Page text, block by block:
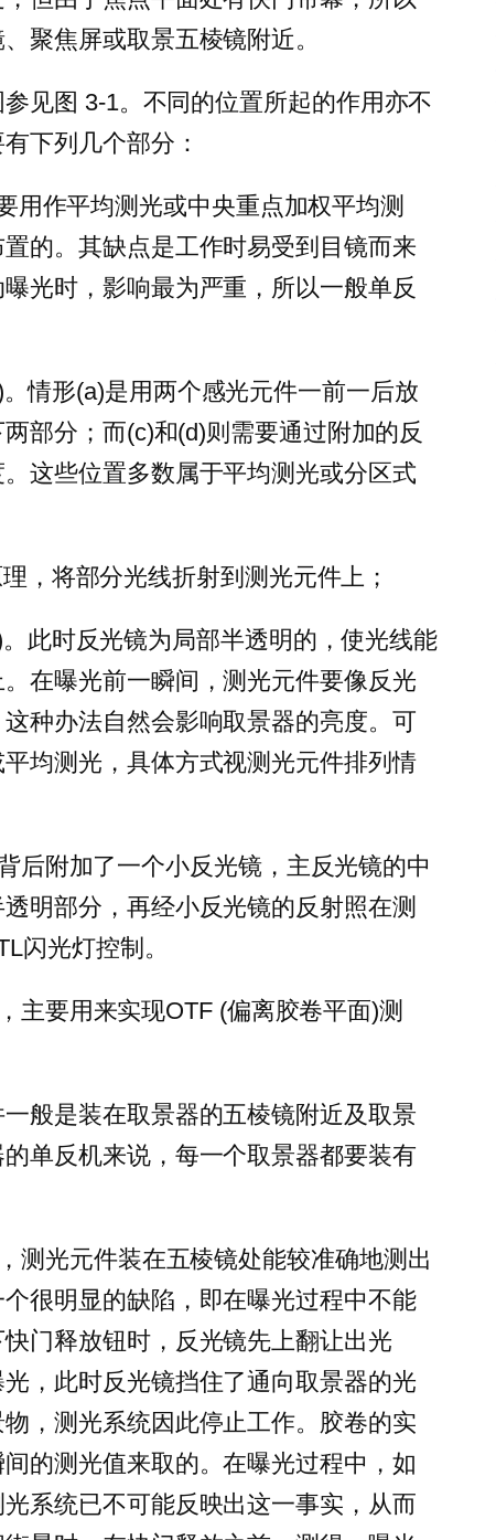
聚焦屏或取景五棱镜附近。
见图 3-1。不同的位置所起的作用亦不
下列几个部分：
用作平均测光或中央重点加权平均测
的。其缺点是工作时易受到目镜而来
光时，影响最为严重，所以一般单反
情形(a)是用两个感光元件一前一后放
部分；而(c)和(d)则需要通过附加的反
这些位置多数属于平均测光或分区式
，将部分光线折射到测光元件上；
此时反光镜为局部半透明的，使光线能
在曝光前一瞬间，测光元件要像反光
种办法自然会影响取景器的亮度。可
均测光，具体方式视测光元件排列情
后附加了一个小反光镜，主反光镜的中
明部分，再经小反光镜的反射照在测
闪光灯控制。
主要用来实现OTF (偏离胶卷平面)测
般是装在取景器的五棱镜附近及取景
单反机来说，每一个取景器都要装有
测光元件装在五棱镜处能较准确地测出
很明显的缺陷，即在曝光过程中不能
门释放钮时，反光镜先上翻让出光
，此时反光镜挡住了通向取景器的光
，测光系统因此停止工作。胶卷的实
的测光值来取的。在曝光过程中，如
系统已不可能反映出这一事实，从而